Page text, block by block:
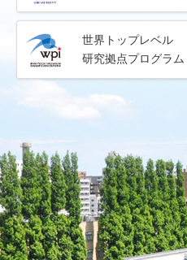
世界トップレベル
研究拠点プログラム